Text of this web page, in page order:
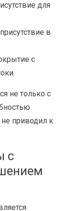
для
в
с
не только с
приводил к
с